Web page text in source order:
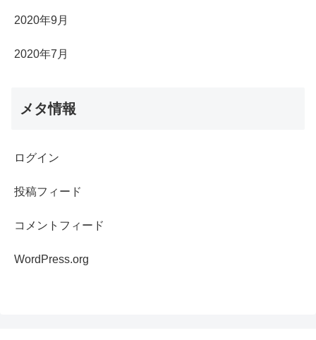
2020年9月
2020年7月
メタ情報
ログイン
投稿フィード
コメントフィード
WordPress.org